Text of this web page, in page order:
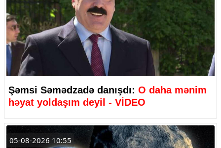
Şəmsi Səmədzadə danışdı: O daha mənim
həyat yoldaşım deyil - VİDEO
05-08-2026 10:55